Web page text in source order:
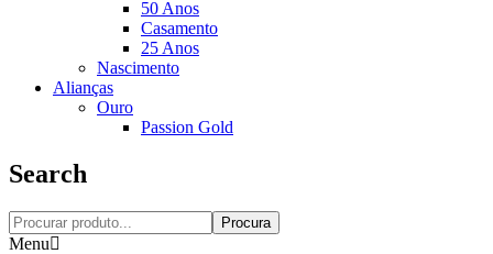
50 Anos
Casamento
25 Anos
Nascimento
Alianças
Ouro
Passion Gold
Search
Procura
Menu